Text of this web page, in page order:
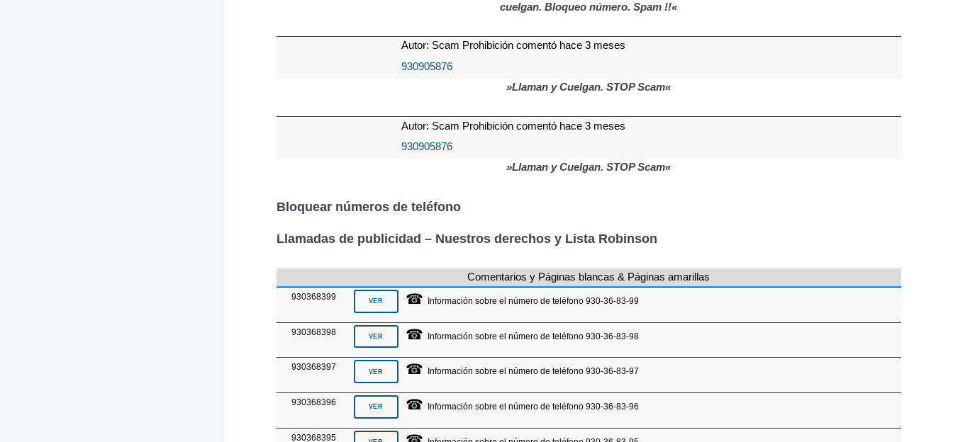
cuelgan. Bloqueo número. Spam !!«
Autor: Scam Prohibición comentó hace 3 meses
930905876
»Llaman y Cuelgan. STOP Scam«
Autor: Scam Prohibición comentó hace 3 meses
930905876
»Llaman y Cuelgan. STOP Scam«
Bloquear números de teléfono
Llamadas de publicidad – Nuestros derechos y Lista Robinson
Comentarios y Páginas blancas & Páginas amarillas
930368399 ☎ Información sobre el número de teléfono 930-36-83-99
930368398 ☎ Información sobre el número de teléfono 930-36-83-98
930368397 ☎ Información sobre el número de teléfono 930-36-83-97
930368396 ☎ Información sobre el número de teléfono 930-36-83-96
930368395